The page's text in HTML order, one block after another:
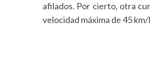
afilados. Por cierto, otra
velocidad máxima de 45